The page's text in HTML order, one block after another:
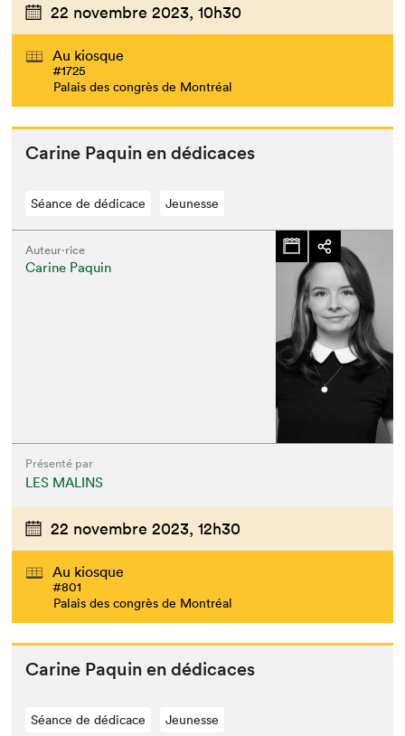
22 novembre 2023, 10h30
Au kiosque
#1725
Palais des congrès de Montréal
Carine Paquin en dédicaces
Séance de dédicace Jeunesse
Auteur·rice
Carine Paquin
Présenté par
LES MALINS
22 novembre 2023, 12h30
Au kiosque
#801
Palais des congrès de Montréal
Carine Paquin en dédicaces
Séance de dédicace Jeunesse